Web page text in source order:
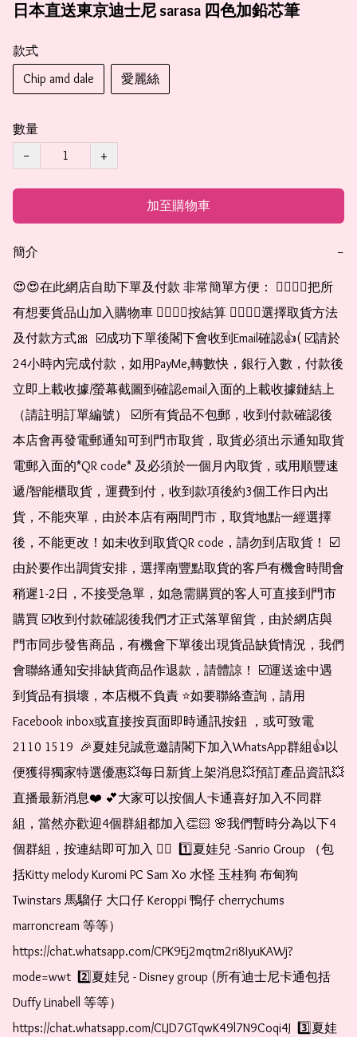
日本直送東京迪士尼 sarasa 四色加鉛芯筆
款式
Chip amd dale
愛麗絲
數量
−
+
加至購物車
簡介 −
😍😍在此網店自助下單及付款 非常簡單方便： 👉🏻👉🏻把所
有想要貨品山加入購物車 👉🏻👉🏻按結算 👉🏻👉🏻選擇取貨方法
及付款方式🎀  ☑️成功下單後閣下會收到Email確認👍( ☑️請於
24小時內完成付款，如用PayMe,轉數快，銀行入數，付款後
立即上載收據/螢幕截圖到確認email入面的上載收據鏈結上
（請註明訂單編號） ☑️所有貨品不包郵，收到付款確認後
本店會再發電郵通知可到門市取貨，取貨必須出示通知取貨
電郵入面的*QR code* 及必須於一個月內取貨，或用順豐速
遞/智能櫃取貨，運費到付，收到款項後約3個工作日內出
貨，不能夾單，由於本店有兩間門市，取貨地點一經選擇
後，不能更改！如未收到取貨QR code，請勿到店取貨！ ☑️
由於要作出調貨安排，選擇南豐點取貨的客戶有機會時間會
稍遲1-2日，不接受急單，如急需購買的客人可直接到門市
購買 ☑️收到付款確認後我們才正式落單留貨，由於網店與
門市同步發售商品，有機會下單後出現貨品缺貨情況，我們
會聯絡通知安排缺貨商品作退款，請體諒！ ☑️運送途中遇
到貨品有損壞，本店概不負責 ⭐️如要聯絡查詢，請用
Facebook inbox或直接按頁面即時通訊按鈕 ，或可致電
2110 1519  🎉夏娃兒誠意邀請閣下加入WhatsApp群組👍以
便獲得獨家特選優惠💥每日新貨上架消息💥預訂產品資訊💥
直播最新消息❤️ 💕大家可以按個人卡通喜好加入不同群
組，當然亦歡迎4個群組都加入👏🏻 🌸我們暫時分為以下4
個群組，按連結即可加入 👇🏻  1️⃣夏娃兒 -Sanrio Group （包
括Kitty melody Kuromi PC Sam Xo 水怪 玉桂狗 布甸狗
Twinstars 馬騮仔 大口仔 Keroppi 鴨仔 cherrychums
marroncream 等等）
https://chat.whatsapp.com/CPK9Ej2mqtm2ri8IyuKAWj?
mode=wwt  2️⃣夏娃兒 - Disney group (所有迪士尼卡通包括
Duffy Linabell 等等）
https://chat.whatsapp.com/CLJD7GTqwK49l7N9Coqi4J  3️⃣夏娃